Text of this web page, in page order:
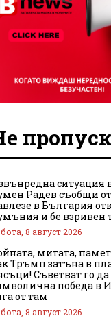
ситуация
Радев съобщи
в България
и бе взривен
8 август 2026
митата,
Тръмп затъна в
Съветват го да
победа в
от там
8 август 2026